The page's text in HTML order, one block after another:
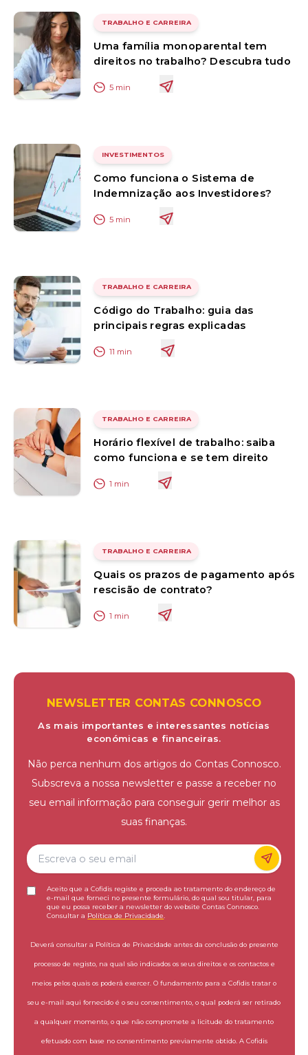
TRABALHO E CARREIRA
Uma família monoparental tem
direitos no trabalho? Descubra tudo
5 min
INVESTIMENTOS
Como funciona o Sistema de
Indemnização aos Investidores?
5 min
TRABALHO E CARREIRA
Código do Trabalho: guia das
principais regras explicadas
11 min
TRABALHO E CARREIRA
Horário flexível de trabalho: saiba
como funciona e se tem direito
1 min
TRABALHO E CARREIRA
Quais os prazos de pagamento após
rescisão de contrato?
1 min
NEWSLETTER CONTAS CONNOSCO
As mais importantes e interessantes notícias
económicas e financeiras.
Não perca nenhum dos artigos do Contas Connosco.
Subscreva a nossa newsletter e passe a receber no
seu email informação para conseguir gerir melhor as
suas finanças.
Aceito que a Cofidis registe e proceda ao tratamento do endereço de
e-mail que forneci no presente formulário, do qual sou titular, para
que eu possa receber a newsletter do website Contas Connosco.
Consultar a Política de Privacidade
Deverá consultar a Política de Privacidade antes da conclusão do presente
processo de registo, na qual são indicados os seus direitos e os contactos e
meios pelos quais os poderá exercer. O fundamento para a Cofidis tratar o
seu e-mail aqui fornecido é o seu consentimento, o qual poderá ser retirado
a qualquer momento, o que não compromete a licitude do tratamento
efetuado com base no consentimento previamente obtido. A Cofidis